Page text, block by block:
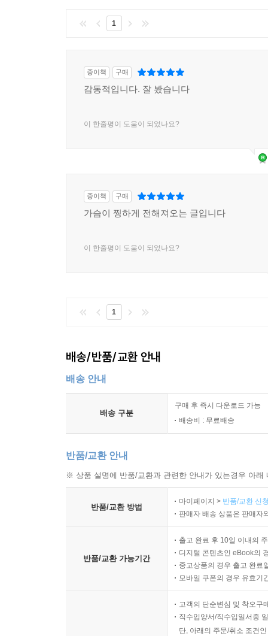
1
종이책 구매
감동적입니다. 잘 봤습니다
이 한줄평이 도움이 되었나요?
종이책 구매
가슴이 찡하게 전해져오는 글입니다
이 한줄평이 도움이 되었나요?
1
배송/반품/교환 안내
배송 안내
배송 구분
구매 후 즉시 다운로드 가능
배송비 : 무료배송
반품/교환 안내
※ 상품 설명에 반품/교환과 관련한 안내가 있는경우 아
반품/교환 방법
마이페이지 > 반품/교환 신
판매자 배송 상품은 판매자
반품/교환 가능기간
출고 완료 후 10일 이내의
디지털 콘텐츠인 eBook의
중고상품의 경우 출고 완료
모바일 쿠폰의 경우 유효기
고객의 단순변심 및 착오구
직수입양서/직수입일서중
단, 아래의 주문/취소 조건